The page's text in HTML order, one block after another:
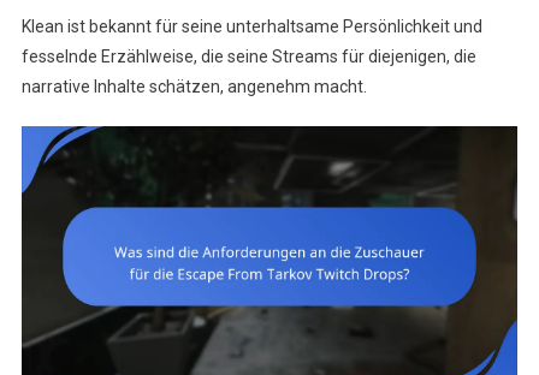
Klean ist bekannt für seine unterhaltsame Persönlichkeit und
fesselnde Erzählweise, die seine Streams für diejenigen, die
narrative Inhalte schätzen, angenehm macht.